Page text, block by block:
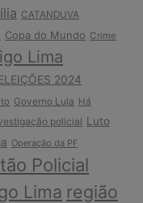
CATANDUVA
Copa do Mundo Crime
Lima
2024
Governo Lula Há
policial Luto
Operação da PF
Policial
Lima região